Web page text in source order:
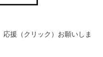
援（クリック）お願いしま